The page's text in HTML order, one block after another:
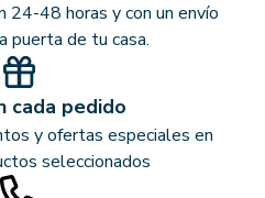
24-48 horas y con un envío
puerta de tu casa.
cada pedido
y ofertas especiales en
seleccionados